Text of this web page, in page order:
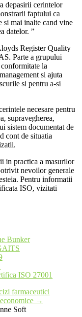
depasirii cerintelor
faptului ca
si mai inalte cand vine
datelor. ”
Register Quality
Parte a grupului
la
si ajuta
si pentru a-si
necesare pentru
supravegherea,
sistem documentat de
cont de situatia
in practica a masurilor
nevoilor generale
Pentru informatii
ISO, vizitati
Bunker
ISO 27001
farmaceutici
→
Soft